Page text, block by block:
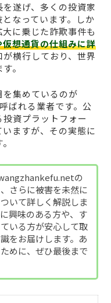
遂げ、多くの投資家
なっています。しか
に乗じた詐欺事件も
仮想通貨の仕組みに詳
横行しており、世界
。
集めているのが
ばれる業者です。公
資プラットフォー
ますが、その実態に
の
さらに被害を未然に
いて詳しく解説しま
興味のある方や、す
いる方が安心して取
をお届けします。あ
めに、ぜひ最後まで